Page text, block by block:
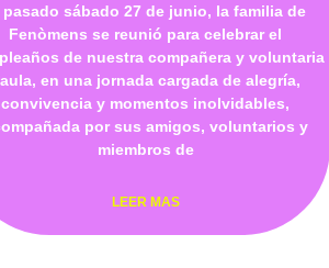
pasado sábado 27 de junio, la familia de
Fenòmens se reunió para celebrar el
de nuestra compañera y voluntaria
en una jornada cargada de alegría,
convivencia y momentos inolvidables,
por sus amigos, voluntarios y
miembros de
LEER MAS